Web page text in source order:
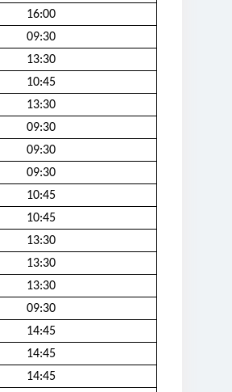
16:00
09:30
13:30
10:45
13:30
09:30
09:30
09:30
10:45
10:45
13:30
13:30
13:30
09:30
14:45
14:45
14:45